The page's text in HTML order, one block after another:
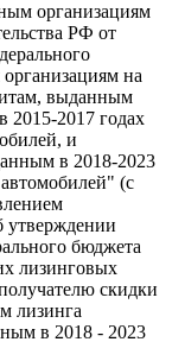
организациям
РФ от
на
выданным
2015-2017 годах
и
в 2018-2023
(с
утверждении
бюджета
лизинговых
скидки
лизинга
в 2018 - 2023